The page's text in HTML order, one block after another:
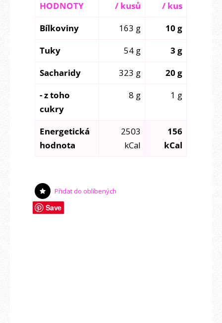
HODNOTY
/ kusů
/ kus
Bílkoviny
163 g
10 g
Tuky
54 g
3 g
Sacharidy
323 g
20 g
- z toho
cukry
8 g 1 g
Energetická
hodnota
2503
kCal
156
kCal
Přidat do oblíbených
Save